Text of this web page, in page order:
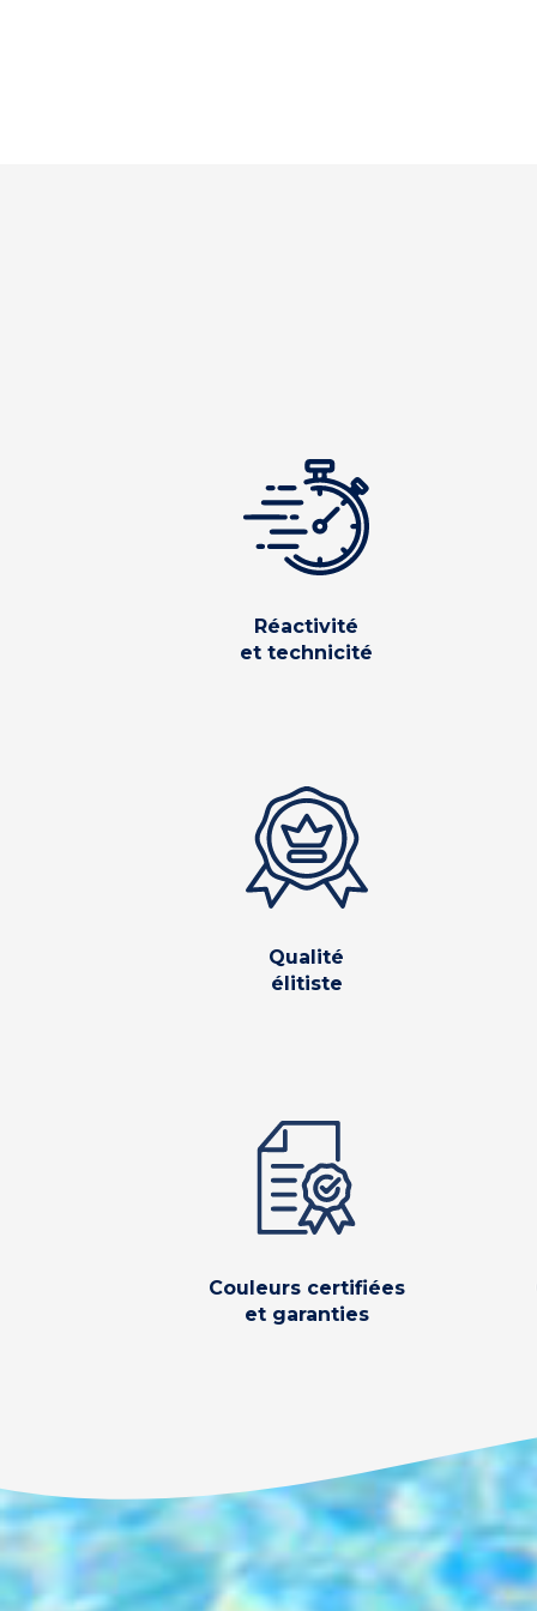
Réactivité
et technicité
Qualité
élitiste
Couleurs certifiées
et garanties